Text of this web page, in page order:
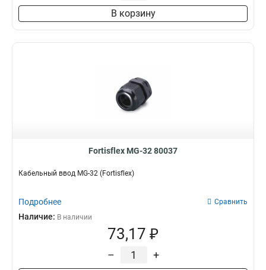
В корзину
Fortisflex MG-32 80037
Кабельный ввод MG-32 (Fortisflex)
Подробнее Сравнить
Наличие: В наличии
73,17 ₽
– +